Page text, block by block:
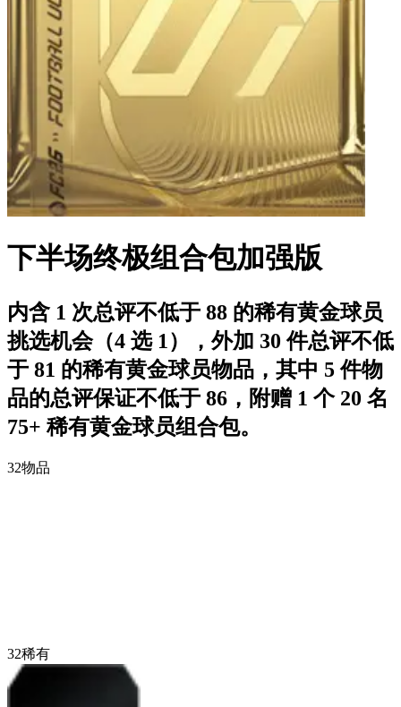
下半场终极组合包加强版
内含 1 次总评不低于 88 的稀有黄金球员
挑选机会（4 选 1），外加 30 件总评不低
于 81 的稀有黄金球员物品，其中 5 件物
品的总评保证不低于 86，附赠 1 个 20 名
75+ 稀有黄金球员组合包。
32物品
32稀有